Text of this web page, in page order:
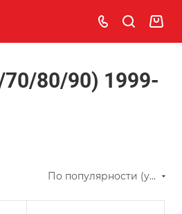
70/80/90) 1999-
По популярности (убывание)